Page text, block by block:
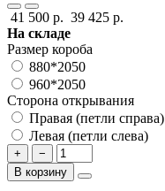
41 500 р. 39 425 р.
На складе
Размер короба
880*2050
960*2050
Сторона открывания
Правая (петли справа)
Левая (петли слева)
+
−
В корзину